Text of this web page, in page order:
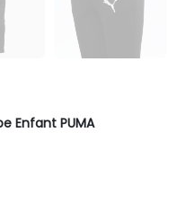
Enfant PUMA